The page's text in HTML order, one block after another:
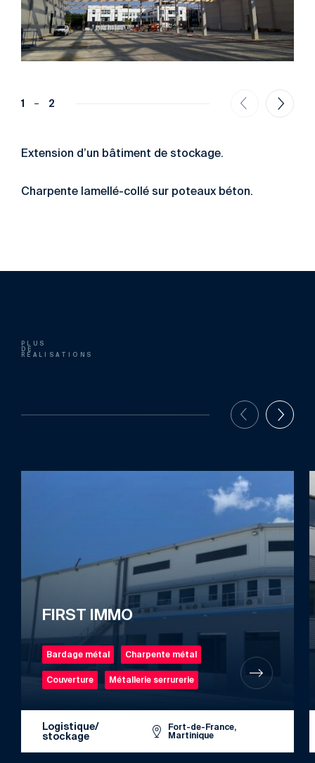
1 2
Extension d’un bâtiment de stockage.
Charpente lamellé-collé sur poteaux béton.
PLUS
DE
RÉALISATIONS
FIRST IMMO
Bardage métal Charpente métal
Couverture Métallerie serrurerie
Logistique/
stockage
Fort-de-France,
Martinique